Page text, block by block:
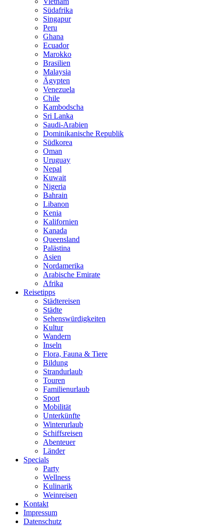
Südafrika
Singapur
Peru
Ghana
Ecuador
Marokko
Brasilien
Malaysia
Ägypten
Venezuela
Chile
Kambodscha
Sri Lanka
Saudi-Arabien
Dominikanische Republik
Südkorea
Oman
Uruguay
Nepal
Kuwait
Nigeria
Bahrain
Libanon
Kenia
Kalifornien
Kanada
Queensland
Palästina
Asien
Nordamerika
Arabische Emirate
Afrika
Reisetipps
Städtereisen
Städte
Sehenswürdigkeiten
Kultur
Wandern
Inseln
Flora, Fauna & Tiere
Bildung
Strandurlaub
Touren
Familienurlaub
Sport
Mobilität
Unterkünfte
Winterurlaub
Schiffsreisen
Abenteuer
Länder
Specials
Party
Wellness
Kulinarik
Weinreisen
Kontakt
Impressum
Datenschutz